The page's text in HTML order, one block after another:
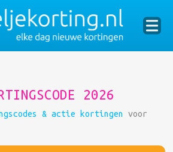
2026
& actie kortingen
voor